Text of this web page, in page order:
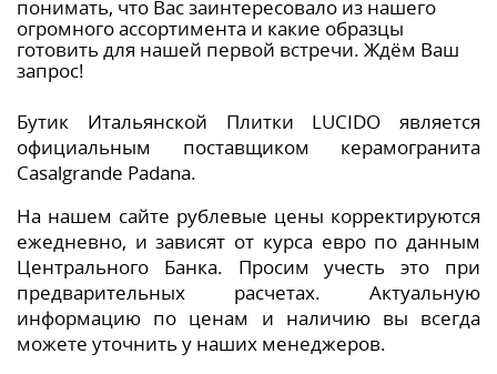
понимать, что Вас заинтересовало из нашего
огромного ассортимента и какие образцы
готовить для нашей первой встречи. Ждём Ваш
запрос!
Бутик Итальянской Плитки LUCIDO является
официальным поставщиком керамогранита
Casalgrande Padana.
На нашем сайте рублевые цены корректируются
ежедневно, и зависят от курса евро по данным
Центрального Банка. Просим учесть это при
предварительных расчетах. Актуальную
информацию по ценам и наличию вы всегда
можете уточнить у наших менеджеров.